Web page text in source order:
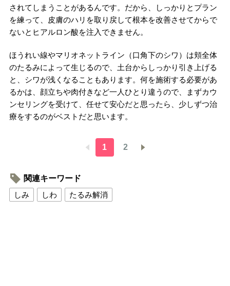
されてしまうことがあるんです。だから、しっかりとプラン
を練って、皮膚のハリを取り戻して根本を改善させてからで
ないとヒアルロン酸を注入できません。
ほうれい線やマリオネットライン（口角下のシワ）は頬全体
のたるみによって生じるので、土台からしっかり引き上げる
と、シワが浅くなることもあります。何を施術する必要があ
るかは、顔立ちや肉付きなど一人ひとり違うので、まずカウ
ンセリングを受けて、任せて安心だと思ったら、少しずつ治
療をするのがベストだと思います。
1 2
関連キーワード
しみ
しわ たるみ解消